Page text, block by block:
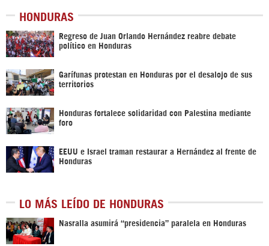
HONDURAS
Regreso de Juan Orlando Hernández reabre debate
político en Honduras
Garífunas protestan en Honduras por el desalojo de sus
territorios
Honduras fortalece solidaridad con Palestina mediante
foro
EEUU e Israel traman restaurar a Hernández al frente de
Honduras
LO MÁS LEÍDO DE HONDURAS
Nasralla asumirá “presidencia” paralela en Honduras